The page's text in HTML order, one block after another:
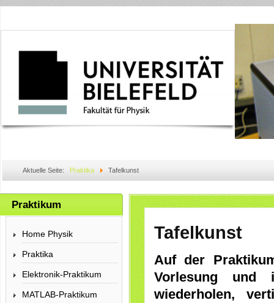
Aktuelle Seite: Praktika Tafelkunst
Praktikum
Home Physik
Praktika
Elektronik-Praktikum
MATLAB-Praktikum
Tafelkunst
Auf der
Vorlesung und
wiederholen,